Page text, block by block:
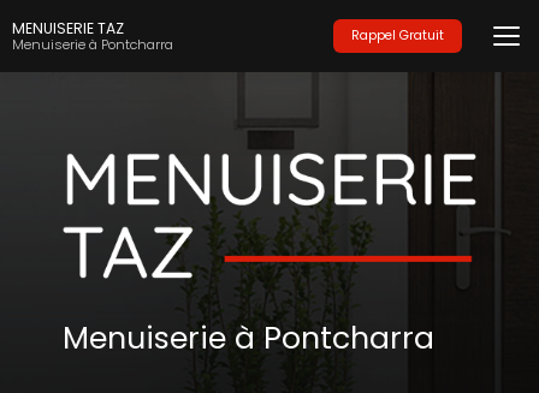
au
contenu
principal
MENUISERIE TAZ
Menuiserie à Pontcharra Rappel Gratuit
Menuiserie à Pontcharra